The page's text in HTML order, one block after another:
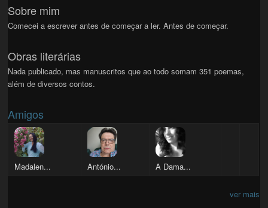
Sobre mim
Comecei a escrever antes de começar a ler. Antes de começar.
Obras literárias
Nada publicado, mas manuscritos que ao todo somam 351 poemas,
além de diversos contos.
Amigos
Madalen... António... A Dama...
ver mais